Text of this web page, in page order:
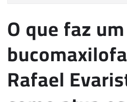
O que faz
Rafael